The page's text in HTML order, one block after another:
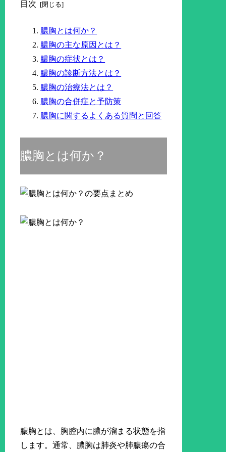
目次
膿胸とは何か？
膿胸の主な原因とは？
膿胸の症状とは？
膿胸の診断方法とは？
膿胸の治療法とは？
膿胸の合併症と予防策
膿胸に関するよくある質問と回答
膿胸とは何か？
膿胸とは、胸腔内に膿が溜まる状態を指
します。通常、膿胸は肺炎や肺膿瘍の合